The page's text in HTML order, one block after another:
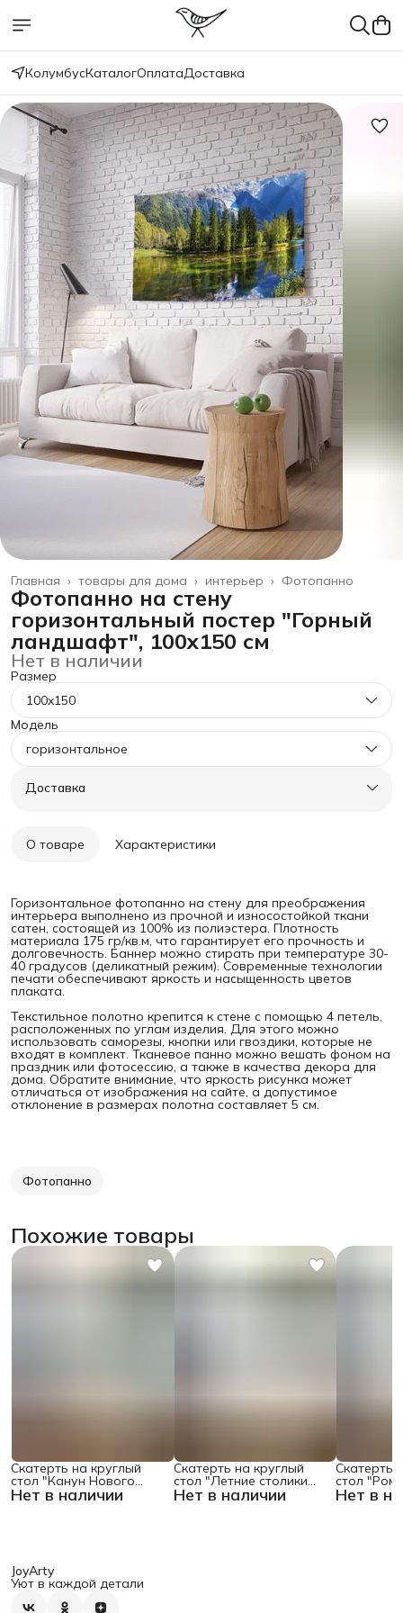
КолумбусКаталогОплатаДоставка
Фотопанно
интерьер ›
товары для дома ›
Главная ›
Фотопанно на стену
горизонтальный постер "Горный
ландшафт", 100x150 см
Нет в наличии
Размер
100x150
Модель
горизонтальное
Доставка
О товаре Характеристики
Горизонтальное фотопанно на стену для преображения
интерьера выполнено из прочной и износостойкой ткани
сатен, состоящей из 100% из полиэстера. Плотность
материала 175 гр/кв.м, что гарантирует его прочность и
долговечность. Баннер можно стирать при температуре 30-
40 градусов (деликатный режим). Современные технологии
печати обеспечивают яркость и насыщенность цветов
плаката.
Текстильное полотно крепится к стене с помощью 4 петель,
расположенных по углам изделия. Для этого можно
использовать саморезы, кнопки или гвоздики, которые не
входят в комплект. Тканевое панно можно вешать фоном на
праздник или фотосессию, а также в качества декора для
дома. Обратите внимание, что яркость рисунка может
отличаться от изображения на сайте, а допустимое
отклонение в размерах полотна составляет 5 см.
Фотопанно
Похожие товары
Нет в наличии
Скатерть на круглый
стол "Канун Нового
Года", 150х150 , серия Нет в наличии
Скатерть на круглый
стол "Летние столики
кафе", 150х150 Нет в
Скатерть
стол
поляне",
JoyArty
Уют в каждой детали